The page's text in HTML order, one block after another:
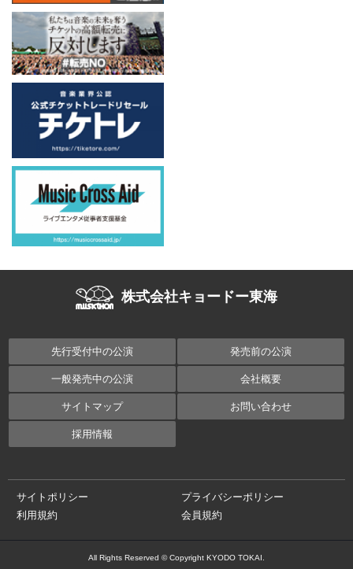
株式会社キョードー東海
先行受付中の公演 発売前の公演
一般発売中の公演 会社概要
サイトマップ お問い合わせ
採用情報
サイトポリシー
プライバシーポリシー
利用規約
会員規約
All Rights Reserved © Copyright KYODO TOKAI.